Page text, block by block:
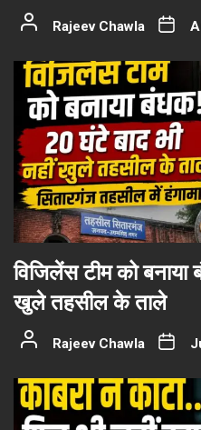
Rajeev Chawla
विजिलेंस टीम को
खुले तहसील के ताले
Rajeev Chawla